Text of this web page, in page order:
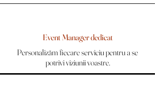
Event Manager dedicat
Personalizăm fiecare serviciu pentru a se
potrivi viziunii voastre.